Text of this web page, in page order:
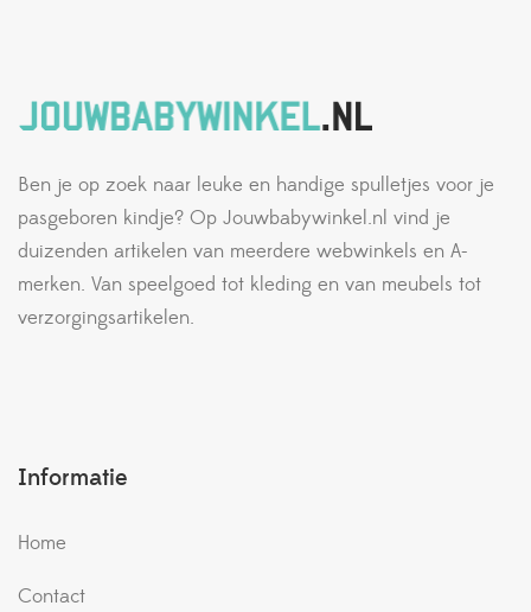
Ben je op zoek naar leuke en handige spulletjes voor je
pasgeboren kindje? Op Jouwbabywinkel.nl vind je
duizenden artikelen van meerdere webwinkels en A-
merken. Van speelgoed tot kleding en van meubels tot
verzorgingsartikelen.
Informatie
Home
Contact